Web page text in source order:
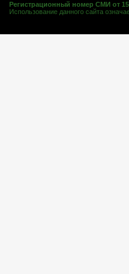
Регистрационный номер СМИ от
Использование данного сайта